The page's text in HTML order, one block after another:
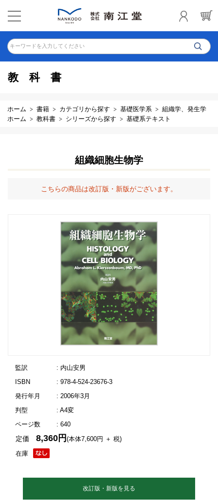
キーワードを入力してください
教科書
ホーム 書籍 カテゴリから探す 基礎医学系
組織学、発生学
ホーム
教科書 シリーズから探す 基礎系テキスト
組織細胞生物学
こちらの商品は改訂版・新版がございます。
監訳
: 内山安男
ISBN
: 978-4-524-23676-3
発行年月
: 2006年3月
判型
: A4変
ページ数
: 640
在庫
定価8,360円(本体7,600円 ＋ 税)
改訂版・新版を見る